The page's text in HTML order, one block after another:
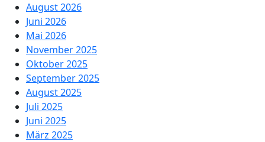
August 2026
Juni 2026
Mai 2026
November 2025
Oktober 2025
September 2025
August 2025
Juli 2025
Juni 2025
März 2025